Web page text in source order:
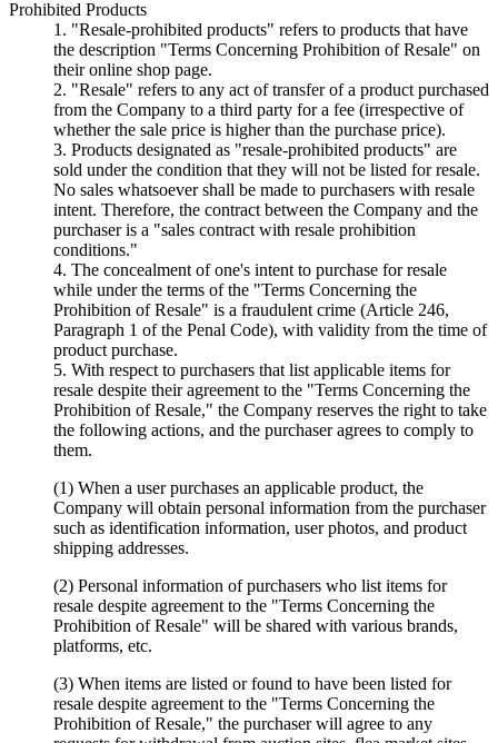
Prohibited Products
1. "Resale-prohibited products" refers to products that have
the description "Terms Concerning Prohibition of Resale" on
their online shop page.
2. "Resale" refers to any act of transfer of a product purchased
from the Company to a third party for a fee (irrespective of
whether the sale price is higher than the purchase price).
3. Products designated as "resale-prohibited products" are
sold under the condition that they will not be listed for resale.
No sales whatsoever shall be made to purchasers with resale
intent. Therefore, the contract between the Company and the
purchaser is a "sales contract with resale prohibition
conditions."
4. The concealment of one's intent to purchase for resale
while under the terms of the "Terms Concerning the
Prohibition of Resale" is a fraudulent crime (Article 246,
Paragraph 1 of the Penal Code), with validity from the time of
product purchase.
5. With respect to purchasers that list applicable items for
resale despite their agreement to the "Terms Concerning the
Prohibition of Resale," the Company reserves the right to take
the following actions, and the purchaser agrees to comply to
them.
(1) When a user purchases an applicable product, the
Company will obtain personal information from the purchaser
such as identification information, user photos, and product
shipping addresses.
(2) Personal information of purchasers who list items for
resale despite agreement to the "Terms Concerning the
Prohibition of Resale" will be shared with various brands,
platforms, etc.
(3) When items are listed or found to have been listed for
resale despite agreement to the "Terms Concerning the
Prohibition of Resale," the purchaser will agree to any